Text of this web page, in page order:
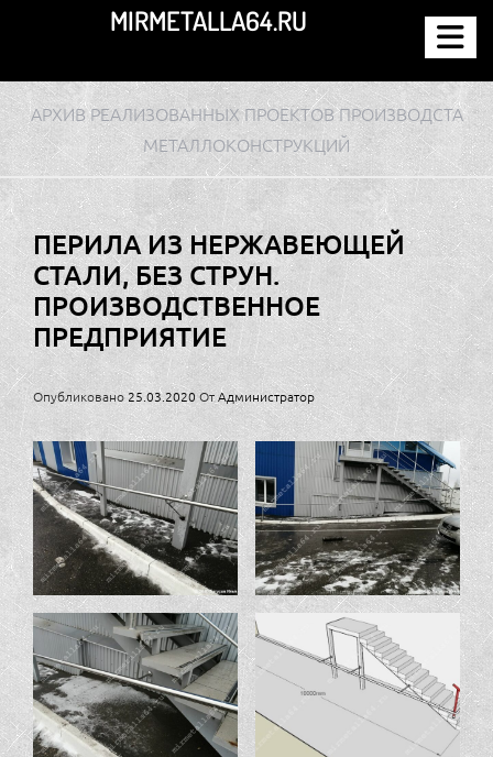
содержимому
MIRMETALLA64.RU
АРХИВ РЕАЛИЗОВАННЫХ ПРОЕКТОВ ПРОИЗВОДСТА
МЕТАЛЛОКОНСТРУКЦИЙ
ПЕРИЛА ИЗ НЕРЖАВЕЮЩЕЙ
СТАЛИ, БЕЗ СТРУН.
ПРОИЗВОДСТВЕННОЕ
ПРЕДПРИЯТИЕ
Опубликовано 25.03.2020 ОтАдминистратор